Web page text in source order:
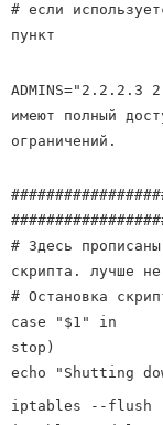
# если
пункт
ADMINS="2.2.2.3
имеют полный
ограничений.
# Здесь
скрипта. лучше
# Остановка
case "$1" in
stop)
echo "Shutting
iptables --flush